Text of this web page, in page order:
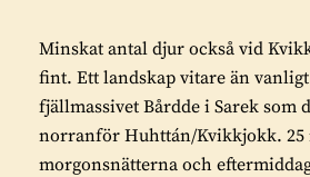
Minskat antal djur också vid
fint. Ett landskap vitare än
fjällmassivet Bårdde i Sarek som
norranför Huhttán/Kvikkjokk. 25
morgonsnätterna och